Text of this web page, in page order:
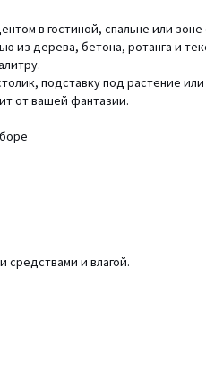
в гостиной, спальне или зоне
из дерева, бетона, ротанга и
подставку под растение
от вашей фантазии.
средствами и влагой.